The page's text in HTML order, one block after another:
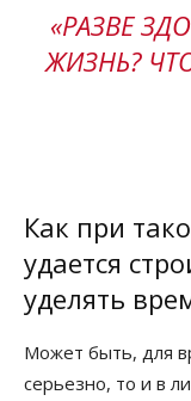
«РАЗВЕ
ЖИЗНЬ?
Как при
удается
уделять
Может быть, для
серьезно, то и в